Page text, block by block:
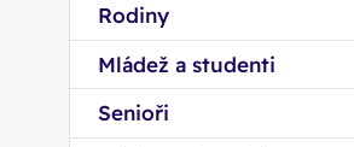
Rodiny
Mládež a studenti
Senioři